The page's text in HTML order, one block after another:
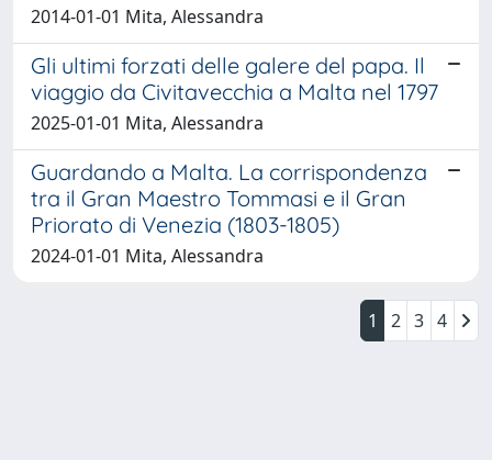
2014-01-01 Mita, Alessandra
Gli ultimi forzati delle galere del papa. Il
viaggio da Civitavecchia a Malta nel 1797
2025-01-01 Mita, Alessandra
Guardando a Malta. La corrispondenza
tra il Gran Maestro Tommasi e il Gran
Priorato di Venezia (1803-1805)
2024-01-01 Mita, Alessandra
1 2 3 4